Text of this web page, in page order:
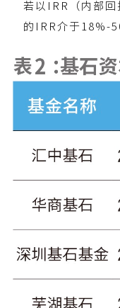
若以IRR（内部回
的IRR介于18%-